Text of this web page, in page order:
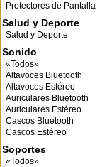
Protectores de Pantalla
Salud y Deporte
Salud y Deporte
Sonido
«Todos»
Altavoces Bluetooth
Altavoces Estéreo
Auriculares Bluetooth
Auriculares Estéreo
Cascos Bluetooth
Cascos Estéreo
Soportes
«Todos»